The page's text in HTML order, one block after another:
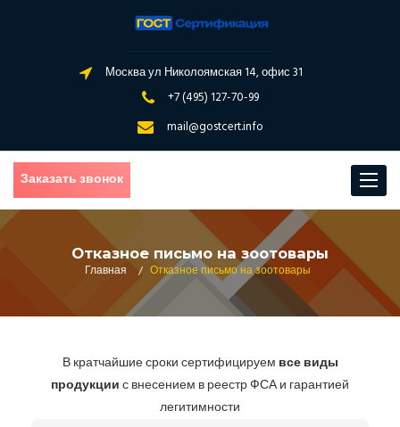
Москва ул Николоямская 14, офис 31
+7 (495) 127-70-99
mail@gostcert.info
Toggle
Заказать звонок
Отказное письмо на зоотовары
Главная
/ Отказное письмо на зоотовары
В кратчайшие сроки сертифицируем все виды
продукциис внесением в реестр ФСА и гарантией
легитимности